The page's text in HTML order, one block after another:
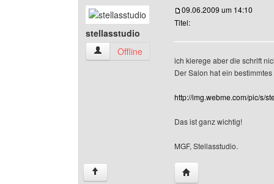
stellasstudio
stellasstudio Benutzer-Profile anzeigen
Offline
09.06.2009 um 14:10
Titel:
ich kierege aber die schrift
Der Salon hat ein
http://img.webme.com/pic/s/
Das ist ganz wichtig!
MGF, Stellasstudio.
↑ Website dieses